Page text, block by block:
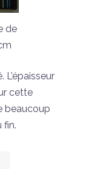
de
cette
beaucoup
fin.